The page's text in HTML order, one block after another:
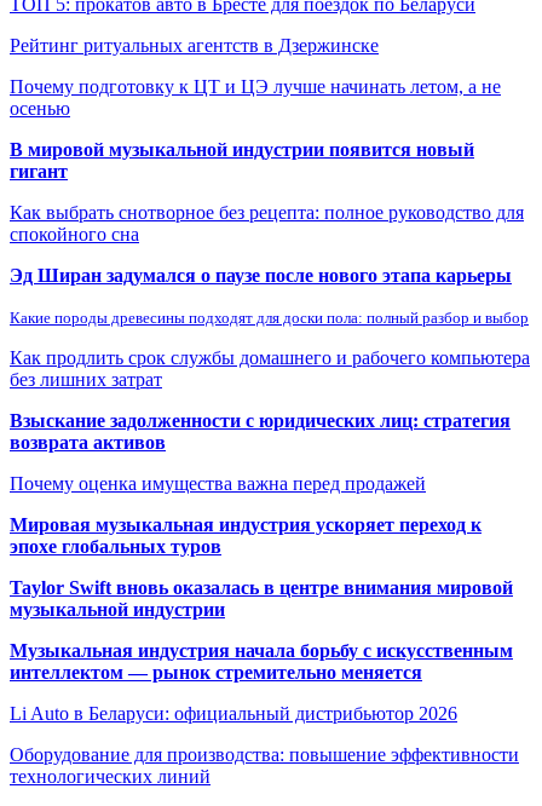
ТОП 5: прокатов авто в Бресте для поездок по Беларуси
Рейтинг ритуальных агентств в Дзержинске
Почему подготовку к ЦТ и ЦЭ лучше начинать летом, а не
осенью
В мировой музыкальной индустрии появится новый
гигант
Как выбрать снотворное без рецепта: полное руководство для
спокойного сна
Эд Ширан задумался о паузе после нового этапа карьеры
Какие породы древесины подходят для доски пола: полный разбор и выбор
Как продлить срок службы домашнего и рабочего компьютера
без лишних затрат
Взыскание задолженности с юридических лиц: стратегия
возврата активов
Почему оценка имущества важна перед продажей
Мировая музыкальная индустрия ускоряет переход к
эпохе глобальных туров
Taylor Swift вновь оказалась в центре внимания мировой
музыкальной индустрии
Музыкальная индустрия начала борьбу с искусственным
интеллектом — рынок стремительно меняется
Li Auto в Беларуси: официальный дистрибьютор 2026
Оборудование для производства: повышение эффективности
технологических линий